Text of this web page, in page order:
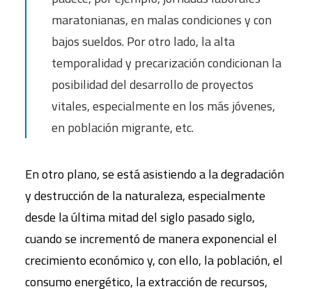
maratonianas, en malas condiciones y con
bajos sueldos. Por otro lado, la alta
temporalidad y precarización condicionan la
posibilidad del desarrollo de proyectos
vitales, especialmente en los más jóvenes,
en población migrante, etc.
En otro plano, se está asistiendo a la degradación
y destrucción de la naturaleza, especialmente
desde la última mitad del siglo pasado siglo,
cuando se incrementó de manera exponencial el
crecimiento económico y, con ello, la población, el
consumo energético, la extracción de recursos,